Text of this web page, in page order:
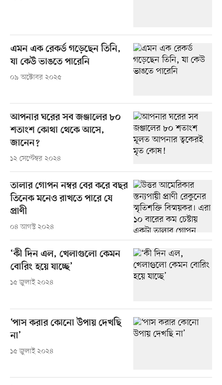
এমন এক রেকর্ড গড়েছেন তিনি,
যা কেউ ভাঙতে পারেনি
০৯ অক্টোবর ২০২৫
আপনার ঘরের সব জঞ্জালের ৮০
শতাংশ কোথা থেকে আসে,
জানেন?
১২ সেপ্টেম্বর ২০২৪
তালার গোপন নম্বর বের করে বছর
তিনেক মনেও রাখতে পারে যে
প্রাণী
০৪ আগস্ট ২০২৪
‘কী দিন এল, খেলাগুলো কেমন
বোরিং হয়ে যাচ্ছে’
১৫ জুলাই ২০২৪
‘পাস করার কোনো উপায় দেখছি
না’
১৫ জুলাই ২০২৪